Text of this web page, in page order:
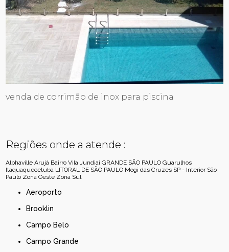
venda de corrimão de inox para piscina
Regiões onde a atende :
Alphaville Arujá Bairro Vila Jundiaí GRANDE SÃO PAULO Guarulhos
Itaquaquecetuba LITORAL DE SÃO PAULO Mogi das Cruzes SP - Interior São
Paulo Zona Oeste Zona Sul
Aeroporto
Brooklin
Campo Belo
Campo Grande